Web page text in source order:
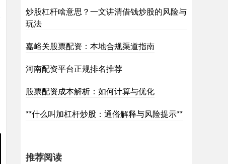
炒股杠杆啥意思？一文讲清借钱炒股的风险与
玩法
嘉峪关股票配资：本地合规渠道指南
河南配资平台正规排名推荐
股票配资成本解析：如何计算与优化
**什么叫加杠杆炒股：通俗解释与风险提示**
推荐阅读